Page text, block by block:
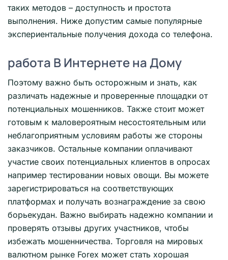
таких методов – доступность и простота
выполнения. Ниже допустим самые популярные
экспериентальные получения дохода со телефона.
работа В Интернете на Дому
Поэтому важно быть осторожным и знать, как
различать надежные и проверенные площадки от
потенциальных мошенников. Также стоит может
готовым к маловероятным несостоятельным или
неблагоприятным условиям работы же стороны
заказчиков. Остальные компании оплачивают
участие своих потенциальных клиентов в опросах
например тестировании новых овощи. Вы можете
зарегистрироваться на соответствующих
платформах и получать вознаграждение за свою
борьекудан. Важно выбирать надежно компании и
проверять отзывы других участников, чтобы
избежать мошенничества. Торговля на мировых
валютном рынке Forex может стать хорошая